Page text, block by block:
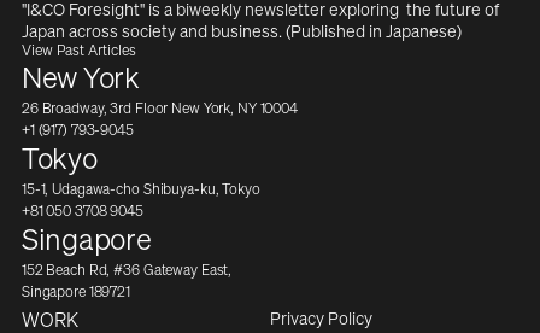
"I&CO Foresight" is a biweekly newsletter exploring  the future of
Japan across society and business. (Published in Japanese)
View Past Articles
New York
26 Broadway, 3rd Floor New York, NY 10004
+1 (917) 793-9045
Tokyo
15-1, Udagawa-cho Shibuya-ku, Tokyo
+81 050 3708 9045
Singapore
152 Beach Rd, #36 Gateway East,
Singapore 189721
WORK Privacy Policy